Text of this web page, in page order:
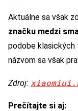
Aktuálne sa však
značku medzi
podobe
názvom sa však
Zdroj:
Prečítajte si aj: